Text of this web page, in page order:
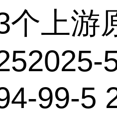
个上游
99-5